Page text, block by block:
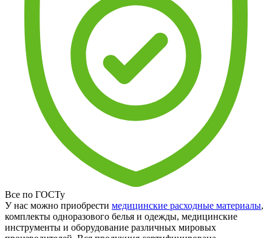
Все по ГОСТу
У нас можно приобрести медицинские расходные материалы,
комплекты одноразового белья и одежды, медицинские
инструменты и оборудование различных мировых